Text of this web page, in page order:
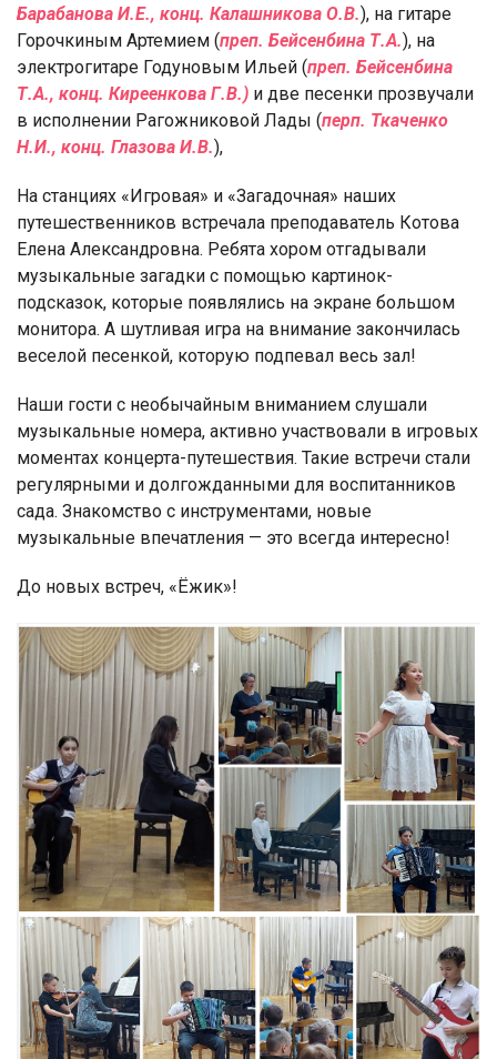
Барабанова И.Е., конц. Калашникова О.В.), на гитаре
Горочкиным Артемием (преп. Бейсенбина Т.А.), на
электрогитаре Годуновым Ильей (преп. Бейсенбина
Т.А., конц. Киреенкова Г.В.) и две песенки прозвучали
в исполнении Рагожниковой Лады (перп. Ткаченко
Н.И., конц. Глазова И.В.),
На станциях «Игровая» и «Загадочная» наших
путешественников встречала преподаватель Котова
Елена Александровна. Ребята хором отгадывали
музыкальные загадки с помощью картинок-
подсказок, которые появлялись на экране большом
монитора. А шутливая игра на внимание закончилась
веселой песенкой, которую подпевал весь зал!
Наши гости с необычайным вниманием слушали
музыкальные номера, активно участвовали в игровых
моментах концерта-путешествия. Такие встречи стали
регулярными и долгожданными для воспитанников
сада. Знакомство с инструментами, новые
музыкальные впечатления — это всегда интересно!
До новых встреч, «Ёжик»!